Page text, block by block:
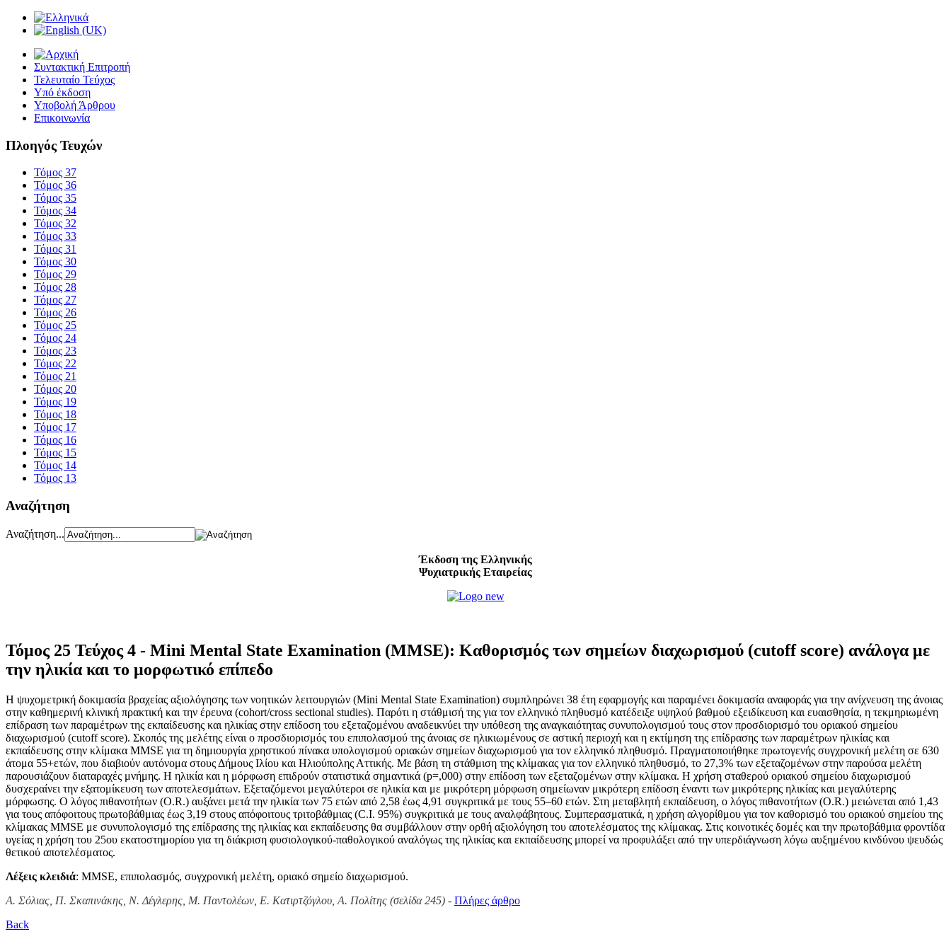
Συντακτική Επιτροπή
Τελευταίο Τεύχος
Υπό έκδοση
Υποβολή Άρθρου
Επικοινωνία
Πλοηγός Τευχών
Τόμος 37
Τόμος 36
Τόμος 35
Τόμος 34
Τόμος 32
Τόμος 33
Τόμος 31
Τόμος 30
Τόμος 29
Τόμος 28
Τόμος 27
Τόμος 26
Τόμος 25
Τόμος 24
Τόμος 23
Τόμος 22
Τόμος 21
Τόμος 20
Τόμος 19
Τόμος 18
Τόμος 17
Τόμος 16
Τόμος 15
Τόμος 14
Τόμος 13
Αναζήτηση
Αναζήτηση...
Έκδοση της Ελληνικής
Ψυχιατρικής Εταιρείας
Τόμος 25 Τεύχος 4 - Mini Mental State Examination (MMSE): Καθορισμός των σημείων διαχωρισμού (cutoff score) ανάλογα με
την ηλικία και το μορφωτικό επίπεδο
Η ψυχομετρική δοκιμασία βραχείας αξιολόγησης των νοητικών λειτουργιών (Μini Mental State Examination) συμπληρώνει 38 έτη εφαρμογής και παραμένει δοκιμασία αναφοράς για την ανίχνευση της άνοιας
στην καθημερινή κλινική πρακτική και την έρευνα (cohort/cross sectional studies). Παρότι η στάθμισή της για τον ελληνικό πληθυσμό κατέδειξε υψηλού βαθμού εξειδίκευση και ευαισθησία, η τεκμηριωμένη
επίδραση των παραμέτρων της εκπαίδευσης και ηλικίας στην επίδοση του εξεταζομένου αναδεικνύει την υπόθεση της αναγκαιότητας συνυπολογισμού τους στον προσδιορισμό του οριακού σημείου
διαχωρισμού (cutoff score). Σκοπός της μελέτης είναι ο προσδιορισμός του επιπολασμού της άνοιας σε ηλικιωμένους σε αστική περιοχή και η εκτίμηση της επίδρασης των παραμέτρων ηλικίας και
εκπαίδευσης στην κλίμακα MMSE για τη δημιουργία χρηστικού πίνακα υπολογισμού οριακών σημείων διαχωρισμού για τον ελληνικό πληθυσμό. Πραγματοποιήθηκε πρωτογενής συγχρονική μελέτη σε 630
άτομα 55+ετών, που διαβιούν αυτόνομα στους Δήμους Ιλίου και Ηλιούπολης Αττικής. Με βάση τη στάθμιση της κλίμακας για τον ελληνικό πληθυσμό, το 27,3% των εξεταζομένων στην παρούσα μελέτη
παρουσιάζουν διαταραχές μνήμης. Η ηλικία και η μόρφωση επιδρούν στατιστικά σημαντικά (p=,000) στην επίδοση των εξεταζομένων στην κλίμακα. Η χρήση σταθερού οριακού σημείου διαχωρισμού
δυσχεραίνει την εξατομίκευση των αποτελεσμάτων. Εξεταζόμενοι μεγαλύτεροι σε ηλικία και με μικρότερη μόρφωση σημείωναν μικρότερη επίδοση έναντι των μικρότερης ηλικίας και μεγαλύτερης
μόρφωσης. Ο λόγος πιθανοτήτων (O.R.) αυξάνει μετά την ηλικία των 75 ετών από 2,58 έως 4,91 συγκριτικά με τους 55–60 ετών. Στη μεταβλητή εκπαίδευση, ο λόγος πιθανοτήτων (O.R.) μειώνεται από 1,43
για τους απόφοιτους πρωτοβάθμιας έως 3,19 στους απόφοιτους τριτοβάθμιας (C.I. 95%) συγκριτικά με τους αναλφάβητους. Συμπερασματικά, η χρήση αλγορίθμου για τον καθορισμό του οριακού σημείου της
κλίμακας MMSE με συνυπολογισμό της επίδρασης της ηλικίας και εκπαίδευσης θα συμβάλλουν στην ορθή αξιολόγηση του αποτελέσματος της κλίμακας. Στις κοινοτικές δομές και την πρωτοβάθμια φροντίδα
υγείας η χρήση του 25ου εκατοστημορίου για τη διάκριση φυσιολογικού-παθολογικού αναλόγως της ηλικίας και εκπαίδευσης μπορεί να προφυλάξει από την υπερδιάγνωση λόγω αυξημένου κινδύνου ψευδώς
θετικού αποτελέσματος.
Λέξεις κλειδιά: MMSE, επιπολασμός, συγχρονική μελέτη, οριακό σημείο διαχωρισμού.
Α. Σόλιας, Π. Σκαπινάκης, Ν. Δέγλερης, Μ. Παντολέων, Ε. Κατιρτζόγλου, Α. Πολίτης (σελίδα 245) - Πλήρες άρθρο
Back